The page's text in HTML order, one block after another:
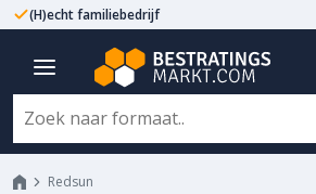
Gegarandeerd A-kwaliteit
Redsun